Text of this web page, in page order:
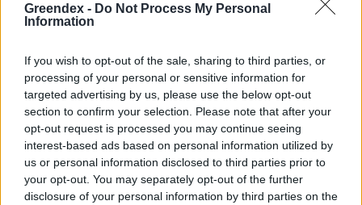
Greendex - Do Not Process My Personal
Information
If you wish to opt-out of the sale, sharing to third parties, or
processing of your personal or sensitive information for
targeted advertising by us, please use the below opt-out
section to confirm your selection. Please note that after your
opt-out request is processed you may continue seeing
interest-based ads based on personal information utilized by
us or personal information disclosed to third parties prior to
your opt-out. You may separately opt-out of the further
disclosure of your personal information by third parties on the
Cickafark – Az évezredek óta
ismert gyógynövény
EGÉSZSÉGÜNK Börzsey Barbara 1 perc